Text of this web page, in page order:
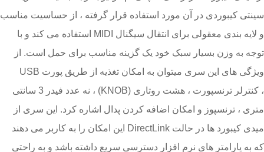
سینتی کیبوردی در آن مورد استفاده قرار گرفته ، از حساسیت مناسب
و لایه بندی معقولی برای انتقال سیگنال MIDI استفاده می کند و با
توجه به وزن بسیار سبک خود یک گزینه مناسب برای حمل است. از
ویژگی های این سری میتوان به امکان تغذیه از طریق پورت USB
، کنترلر ترنسپورت ، هشت روتاری (KNOB) ، نه عدد فیدر 3 سانتی
متری ، ترنسپوز و امکان اضافه کردن پدال اشاره کرد. این سری از
میدی کیبورد ها در حالت DirectLink این امکان را به کاربر می دهند
که به پارامتر های نرم افزار دسترسی سریع داشته باشد و به راحتی